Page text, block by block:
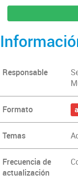
Responsable
Formato
Temas
Frecuencia de
actualización